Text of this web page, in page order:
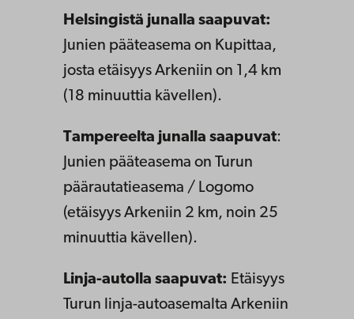
Helsingistä junalla saapuvat:
Junien pääteasema on Kupittaa,
josta etäisyys Arkeniin on 1,4 km
(18 minuuttia kävellen).
Tampereelta junalla saapuvat:
Junien pääteasema on Turun
päärautatieasema / Logomo
(etäisyys Arkeniin 2 km, noin 25
minuuttia kävellen).
Linja-autolla saapuvat: Etäisyys
Turun linja-autoasemalta Arkeniin